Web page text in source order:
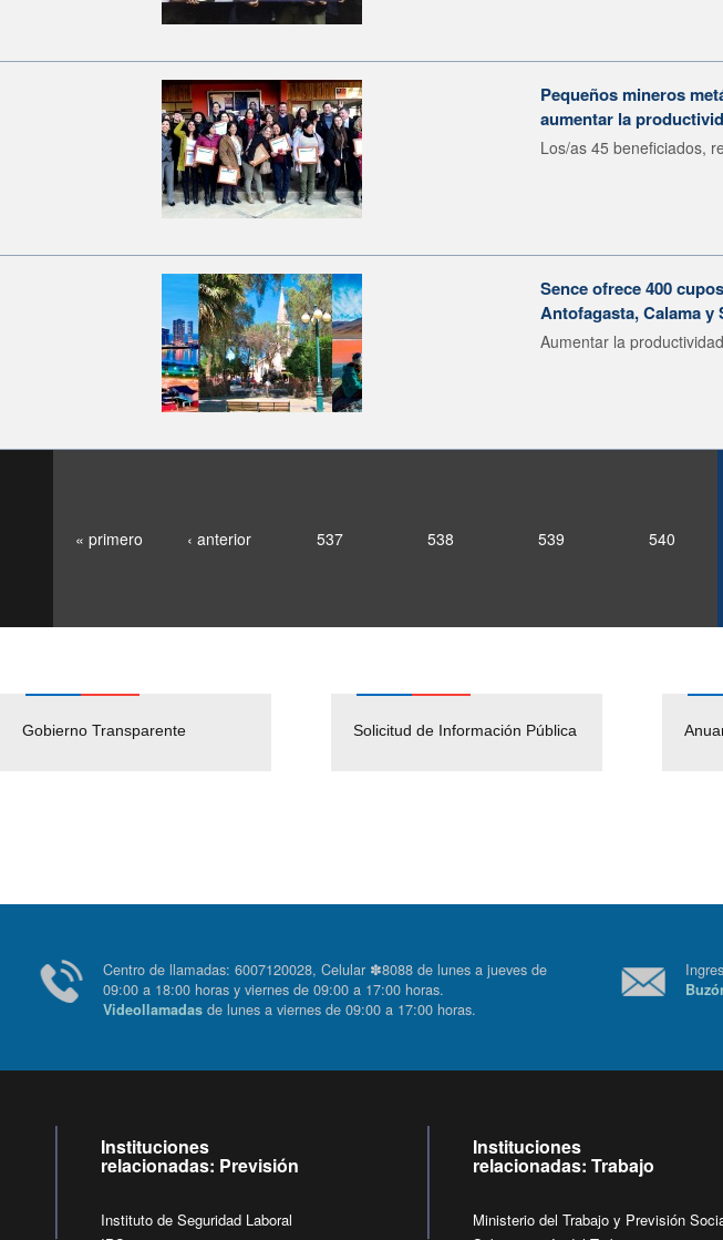
Pequeños mineros
aumentar la
Los/as 45 beneficiados,
Sence ofrece 400
Antofagasta, Calama y
Aumentar la
« primero ‹ anterior 537 538 539 540
Gobierno Transparente Solicitud de Información Pública
Pago Proveedores
Empleos Públicos
Centro de llamadas: 6007120028, Celular ✽8088 de lunes a jueves de
09:00 a 18:00 horas y viernes de 09:00 a 17:00 horas.
Videollamadas de lunes a viernes de 09:00 a 17:00 horas.
Instituciones
relacionadas: Previsión
Instituto de Seguridad Laboral
Instituciones
relacionadas: Trabajo
Ministerio del Trabajo y Previsión